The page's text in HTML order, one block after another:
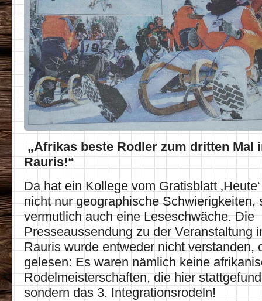
„Afrikas beste Rodler zum dritten Mal
Rauris!“
Da hat ein Kollege vom Gratisblatt
nicht nur geographische Schwierigkeiten,
vermutlich auch eine Leseschwäche. Die
Presseaussendung zu der Veranstaltung
Rauris wurde entweder nicht verstanden,
gelesen: Es waren nämlich keine
Rodelmeisterschaften, die hier
sondern das 3. Integrationsrodeln!